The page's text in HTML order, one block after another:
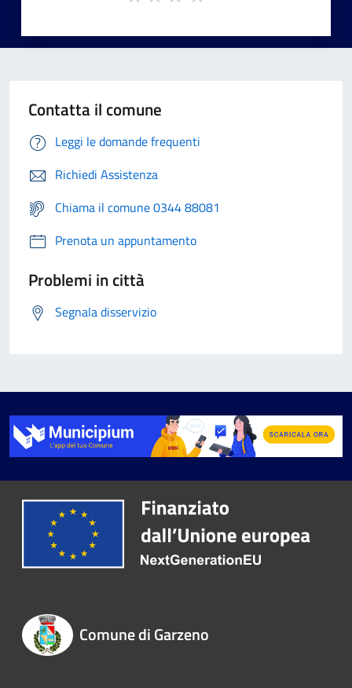
Contatta il comune
Leggi le domande frequenti
Richiedi Assistenza
Chiama il comune 0344 88081
Prenota un appuntamento
Problemi in città
Segnala disservizio
Comune di Garzeno